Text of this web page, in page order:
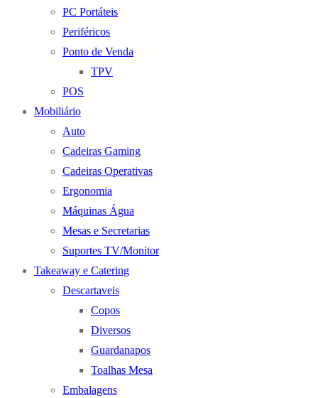
PC Portáteis
Periféricos
Ponto de Venda
TPV
POS
Mobiliário
Auto
Cadeiras Gaming
Cadeiras Operativas
Ergonomia
Máquinas Água
Mesas e Secretarias
Suportes TV/Monitor
Takeaway e Catering
Descartaveis
Copos
Diversos
Guardanapos
Toalhas Mesa
Embalagens